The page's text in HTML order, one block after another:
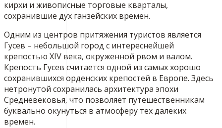
кирхи и живописные торговые кварталы,
сохранившие дух ганзейских времен.
Одним из центров притяжения туристов является
Гусев – небольшой город с интереснейшей
крепостью XIV века, окруженной рвом и валом.
Крепость Гусев считается одной из самых хорошо
сохранившихся орденских крепостей в Европе. Здесь
нетронутой сохранилась архитектура эпохи
Средневековья, что позволяет путешественникам
буквально окунуться в атмосферу тех далеких
времен.